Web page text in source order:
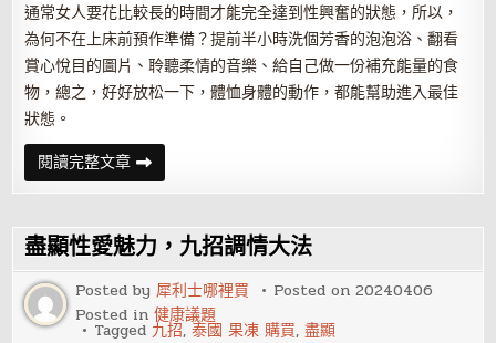
通常女人要花比較長的時間才能完全達到性興奮的狀態，所以，
為何不在上床前預作準備？提前半小時洗個芳香的泡泡浴、翻看
賞心悅目的圖片、聆聽柔情的音樂、給自己做一份補充能量的食
物，總之，好好放松一下，體恤身體的動作，都能幫助進入最佳
狀態。
閱讀完整文章九
招
達
性
愛
的
最
高
峰
盡顯性愛魅力，九招調情大法
Posted by犀利士哪裡買 Posted on20240406
Posted in健康議題
Tagged 九招,泰國 果凍 購買,盡顯